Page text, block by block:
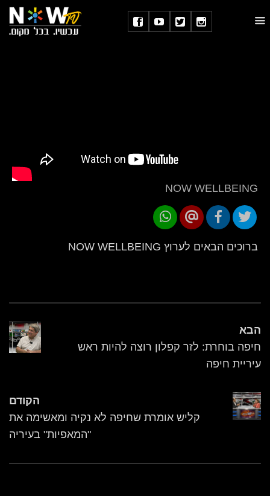
NOW WELLBEING
ברוכים הבאים לערוץ NOW WELLBEING
הבא
חיפה בוחרת: לזר קפלון רוצה להיות ראש
עיריית חיפה
הקודם
קליש אומרת שחיפה לא נקיה ומאשימה את
"המאפיות" בעיריה